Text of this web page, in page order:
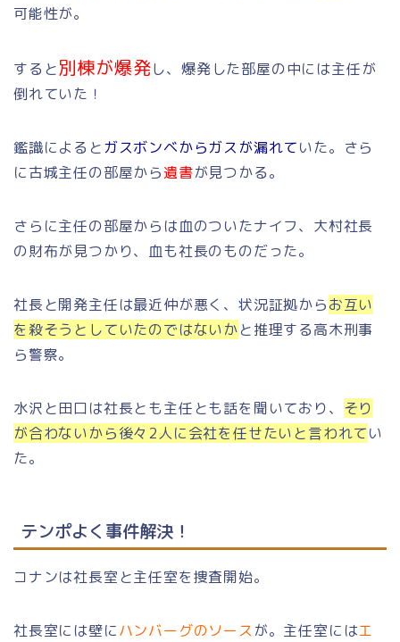
可能性が。
すると別棟が爆発し、爆発した部屋の中には主任が
倒れていた！
鑑識によるとガスボンベからガスが漏れていた。さら
に古城主任の部屋から遺書が見つかる。
さらに主任の部屋からは血のついたナイフ、大村社長
の財布が見つかり、血も社長のものだった。
社長と開発主任は最近仲が悪く、状況証拠からお互い
を殺そうとしていたのではないかと推理する高木刑事
ら警察。
水沢と田口は社長とも主任とも話を聞いており、 そり
が合わないから後々2人に会社を任せたいと言われてい
た。
テンポよく事件解決！
コナンは社長室と主任室を捜査開始。
社長室には壁にハンバーグのソース が。主任室にはエ